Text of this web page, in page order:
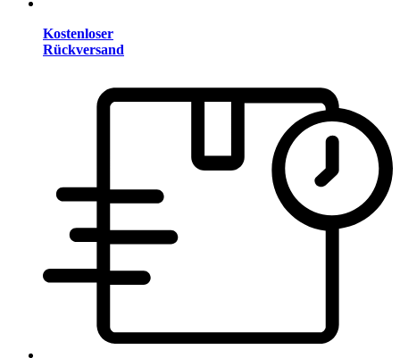
Kostenloser
Rückversand